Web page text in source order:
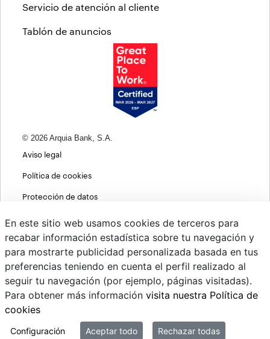
Servicio de atención al cliente
Tablón de anuncios
© 2026 Arquia Bank, S.A.
Aviso legal
Política de cookies
Protección de datos
MIFID
PSD2
Cambio de divisas
Sistema interno de información
En este sitio web usamos cookies de terceros para
recabar información estadística sobre tu navegación y
para mostrarte publicidad personalizada basada en tus
preferencias teniendo en cuenta el perfil realizado al
seguir tu navegación (por ejemplo, páginas visitadas).
Para obtener más información visita nuestra Política de
cookies
Configuración Aceptar todo Rechazar todas